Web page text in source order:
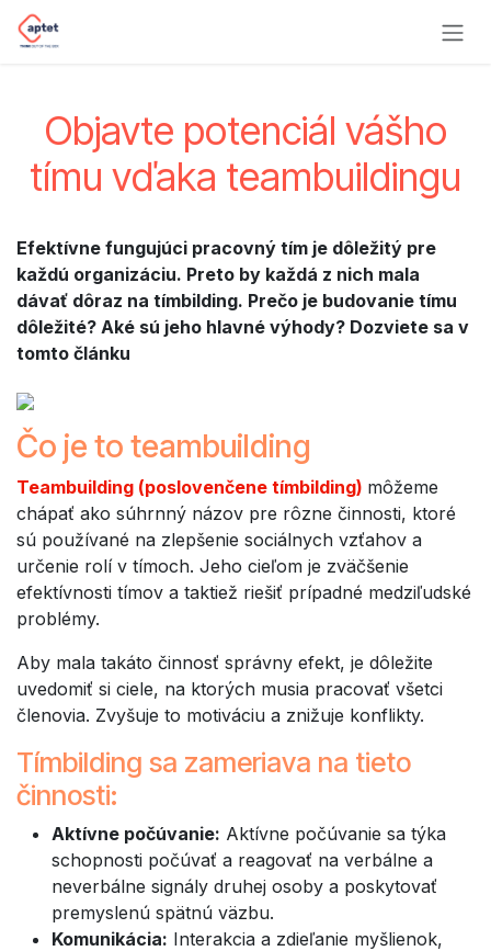
Skip to Content
Objavte potenciál vášho
tímu vďaka teambuildingu
Efektívne fungujúci pracovný tím je dôležitý pre
každú organizáciu. Preto by každá z nich mala
dávať dôraz na tímbilding. Prečo je budovanie tímu
dôležité? Aké sú jeho hlavné výhody? Dozviete sa v
tomto článku
Čo je to teambuilding
Teambuilding (poslovenčene tímbilding) môžeme
chápať ako súhrnný názov pre rôzne činnosti, ktoré
sú používané na zlepšenie sociálnych vzťahov a
určenie rolí v tímoch. Jeho cieľom je zväčšenie
efektívnosti tímov a taktiež riešiť prípadné medziľudské
problémy.
Aby mala takáto činnosť správny efekt, je dôležite
uvedomiť si ciele, na ktorých musia pracovať všetci
členovia. Zvyšuje to motiváciu a znižuje konflikty.
Tímbilding sa zameriava na tieto
činnosti:
Aktívne počúvanie: Aktívne počúvanie sa týka
schopnosti počúvať a reagovať na verbálne a
neverbálne signály druhej osoby a poskytovať
premyslenú spätnú väzbu.
Komunikácia: Interakcia a zdieľanie myšlienok,